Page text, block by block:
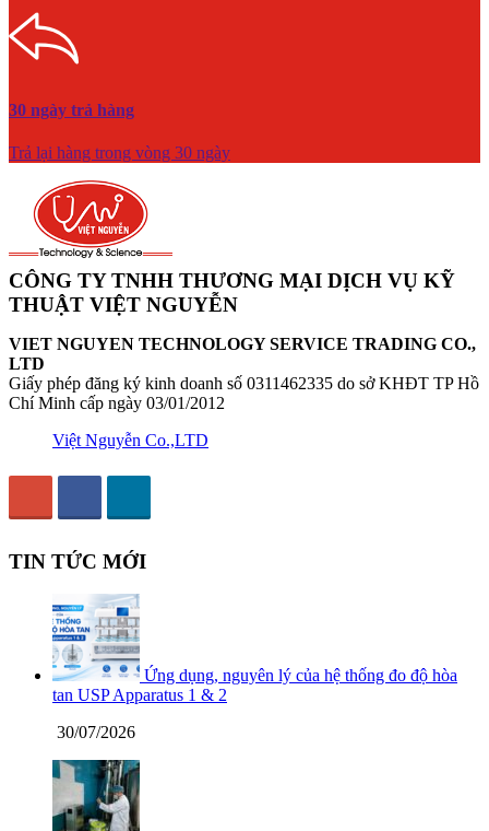
30 ngày trả hàng
Trả lại hàng trong vòng 30 ngày
CÔNG TY TNHH THƯƠNG MẠI DỊCH VỤ KỸ
THUẬT VIỆT NGUYỄN
VIET NGUYEN TECHNOLOGY SERVICE TRADING CO.,
LTD
Giấy phép đăng ký kinh doanh số 0311462335 do sở KHĐT TP Hồ
Chí Minh cấp ngày 03/01/2012
Việt Nguyễn Co.,LTD
TIN TỨC MỚI
Ứng dụng, nguyên lý của hệ thống đo độ hòa
tan USP Apparatus 1 & 2
30/07/2026